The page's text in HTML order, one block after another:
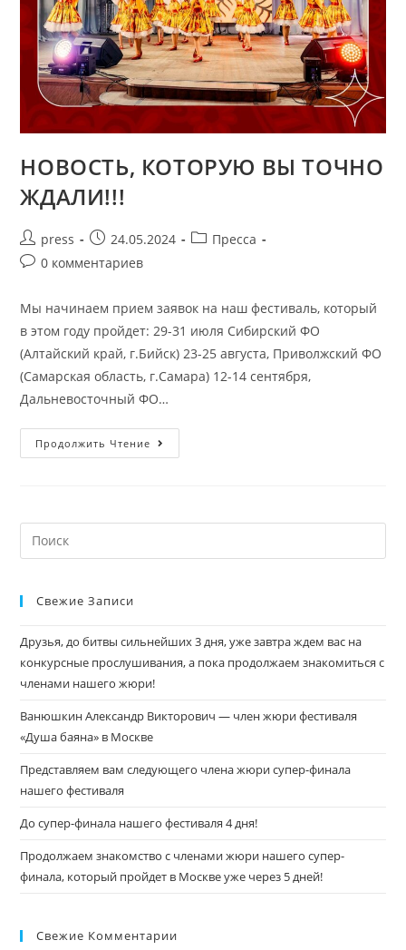
НОВОСТЬ, КОТОРУЮ ВЫ ТОЧНО
ЖДАЛИ!!!
press 24.05.2024
Пресса
0 комментариев
Мы начинаем прием заявок на наш фестиваль, который
в этом году пройдет: 29-31 июля Сибирский ФО
(Алтайский край, г.Бийск) ‌23-25 августа, Приволжский ФО
(Самарская область, г.Самара) ‌12-14 сентября,
Дальневосточный ФО…
Продолжить Чтение
Свежие Записи
Друзья, до битвы сильнейших 3 дня, уже завтра ждем вас на
конкурсные прослушивания, а пока продолжаем знакомиться с
членами нашего жюри!
Ванюшкин Александр Викторович — член жюри фестиваля
«Душа баяна» в Москве
Представляем вам следующего члена жюри супер-финала
нашего фестиваля
До супер-финала нашего фестиваля 4 дня!
Продолжаем знакомство с членами жюри нашего супер-
финала, который пройдет в Москве уже через 5 дней!
Свежие Комментарии